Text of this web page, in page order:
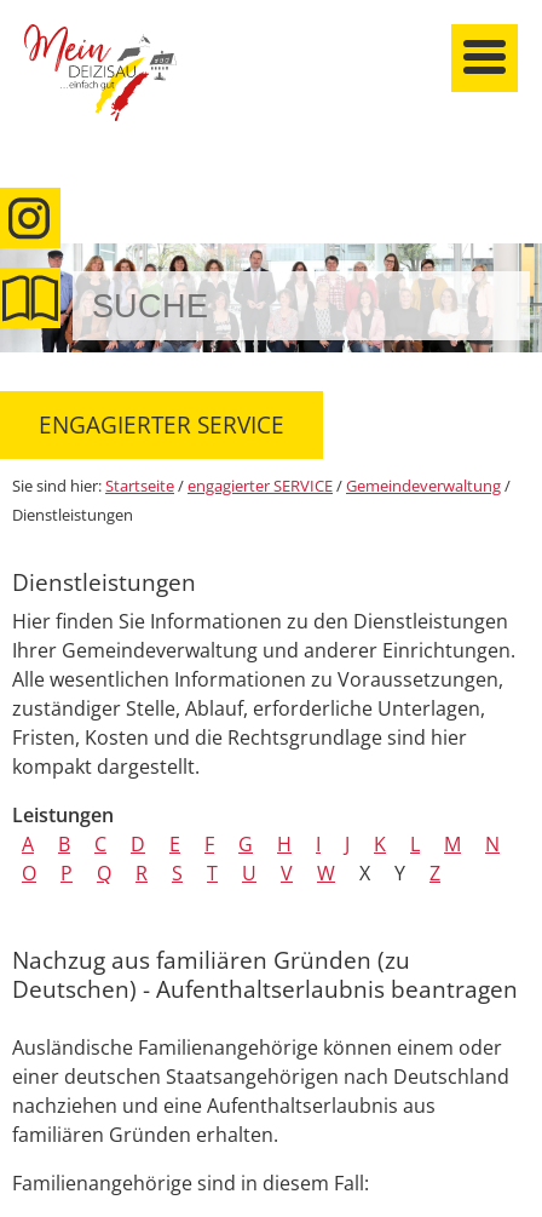
anmelden
ENGAGIERTER SERVICE
Sie sind hier:Startseite/engagierter SERVICE/Gemeindeverwaltung/
Dienstleistungen
Dienstleistungen
Hier finden Sie Informationen zu den Dienstleistungen
Ihrer Gemeindeverwaltung und anderer Einrichtungen.
Alle wesentlichen Informationen zu Voraussetzungen,
zuständiger Stelle, Ablauf, erforderliche Unterlagen,
Fristen, Kosten und die Rechtsgrundlage sind hier
kompakt dargestellt.
Leistungen
A
B C D E F G H I J K L M
N
O
P Q R S T U V W X Y Z
Nachzug aus familiären Gründen (zu
Deutschen) - Aufenthaltserlaubnis beantragen
Ausländische Familienangehörige können einem oder
einer deutschen Staatsangehörigen nach Deutschland
nachziehen und eine Aufenthaltserlaubnis aus
familiären Gründen erhalten.
Familienangehörige sind in diesem Fall: